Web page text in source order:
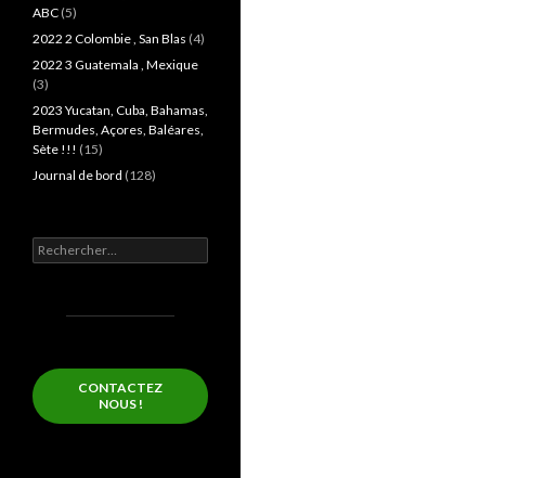
ABC (5)
2022 2 Colombie , San Blas (4)
2022 3 Guatemala , Mexique
(3)
2023 Yucatan, Cuba, Bahamas,
Bermudes, Açores, Baléares,
Sète !!! (15)
Journal de bord (128)
Rechercher :
CONTACTEZ
NOUS !